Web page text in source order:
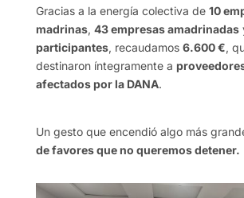
Gracias a la energía colectiva de 10
madrinas, 43 empresas amadrinadas
participantes, recaudamos 6.600 €,
destinaron íntegramente a
afectados por la DANA.
Un gesto que encendió algo más
de favores que no queremos detener.